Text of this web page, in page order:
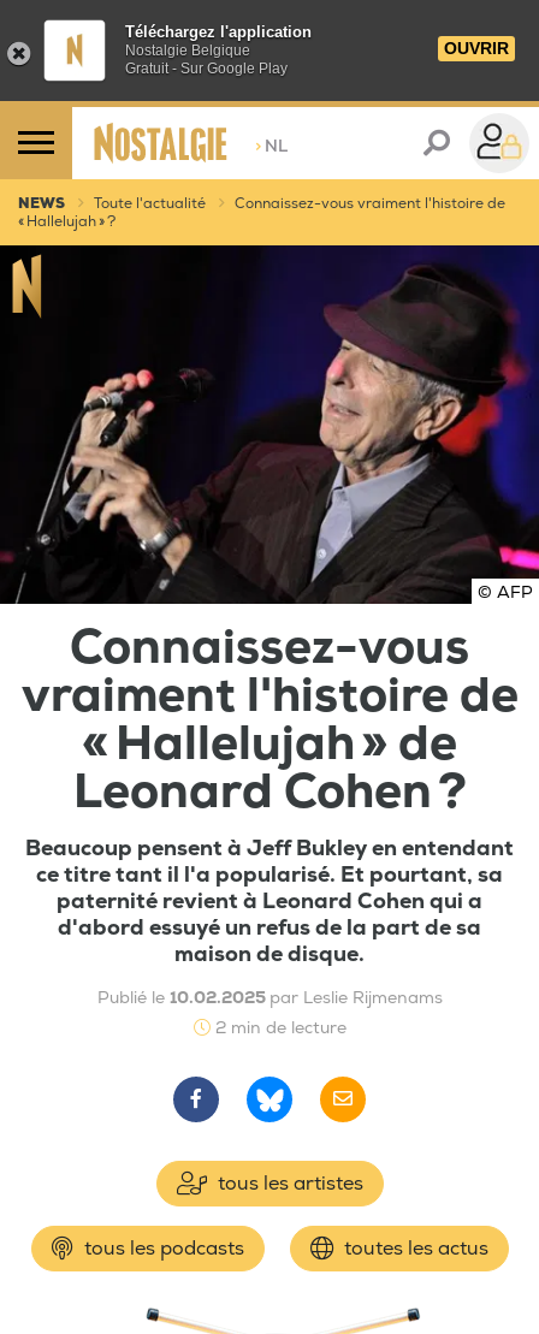
Téléchargez l'application
Nostalgie Belgique
Gratuit - Sur Google Play
OUVRIR
> NL
NEWS Toute l'actualité
Connaissez-vous vraiment l'histoire de
« Hallelujah » ?
© AFP
Connaissez-vous
vraiment l'histoire de
« Hallelujah » de
Leonard Cohen ?
Beaucoup pensent à Jeff Bukley en entendant
ce titre tant il l'a popularisé. Et pourtant, sa
paternité revient à Leonard Cohen qui a
d'abord essuyé un refus de la part de sa
maison de disque.
Publié le 10.02.2025 par Leslie Rijmenams
2 min de lecture
tous les artistes
tous les podcasts toutes les actus